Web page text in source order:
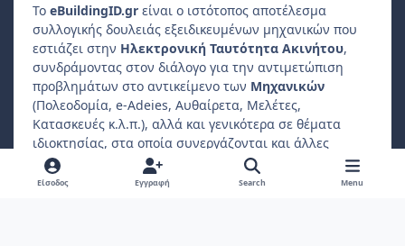
Το eBuildingID.gr είναι ο ιστότοπος αποτέλεσμα
συλλογικής δουλειάς εξειδικευμένων μηχανικών που
εστιάζει στην Ηλεκτρονική Ταυτότητα Ακινήτου,
συνδράμοντας στον διάλογο για την αντιμετώπιση
προβλημάτων στο αντικείμενο των Μηχανικών
(Πολεοδομία, e-Adeies, Αυθαίρετα, Μελέτες,
Κατασκευές κ.λ.π.), αλλά και γενικότερα σε θέματα
ιδιοκτησίας, στα οποία συνεργάζονται και άλλες
επαγγελματικές ενώσεις, όπως
Δικηγόροι
Συμβολαιογράφοι Φοροτεχνικοί
κ.λ.π..
Είσοδος Εγγραφή Search Menu